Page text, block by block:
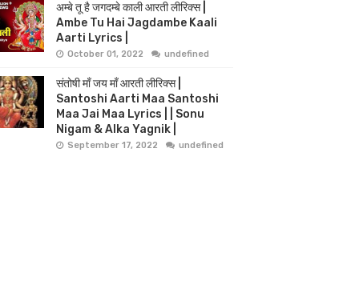
अम्बे तू है जगदम्बे काली आरती लीरिक्स |
Ambe Tu Hai Jagdambe Kaali
Aarti Lyrics |
October 01, 2022 undefined
संतोषी माँ जय माँ आरती लीरिक्स |
Santoshi Aarti Maa Santoshi
Maa Jai Maa Lyrics | | Sonu
Nigam & Alka Yagnik |
September 17, 2022 undefined